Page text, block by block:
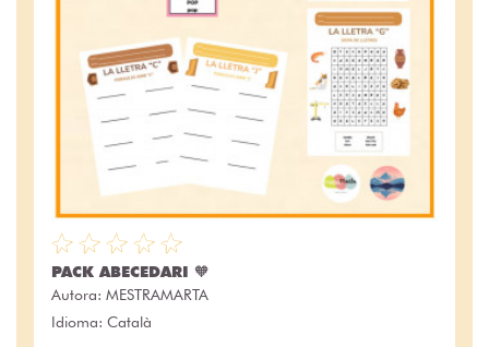
PACK ABECEDARI 🧡
Autora: MESTRAMARTA
Idioma: Català